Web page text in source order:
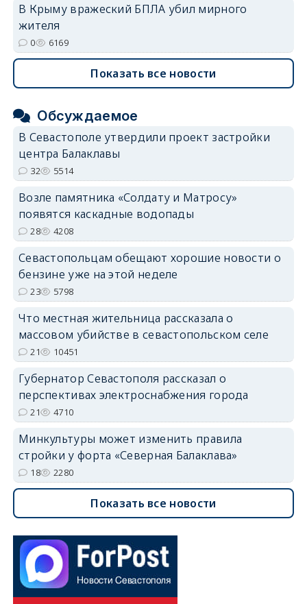
В Крыму вражеский БПЛА убил мирного
жителя
0 6169
Показать все новости
Обсуждаемое
В Севастополе утвердили проект застройки
центра Балаклавы
32 5514
Возле памятника «Солдату и Матросу»
появятся каскадные водопады
28 4208
Севастопольцам обещают хорошие новости о
бензине уже на этой неделе
23 5798
Что местная жительница рассказала о
массовом убийстве в севастопольском селе
21 10451
Губернатор Севастополя рассказал о
перспективах электроснабжения города
21 4710
Минкультуры может изменить правила
стройки у форта «Северная Балаклава»
18 2280
Показать все новости